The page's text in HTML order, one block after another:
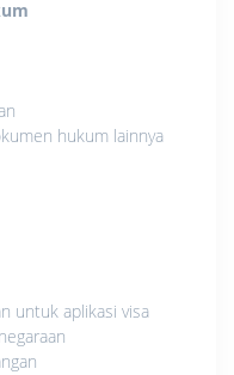
hukum lainnya
untuk aplikasi visa